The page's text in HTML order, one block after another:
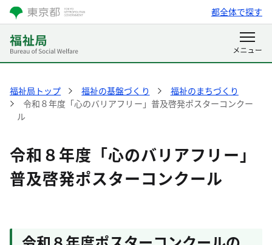
都全体で探す
福祉局トップ 福祉の基盤づくり
福祉のまちづくり
令和８年度「心のバリアフリー」普及啓発ポスターコンクー
ル
令和８年度「心のバリアフリー」
普及啓発ポスターコンクール